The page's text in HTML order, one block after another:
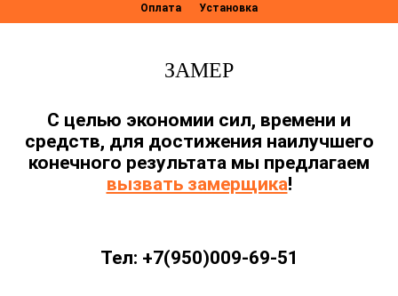
Оплата Установка
ЗАМЕР
С целью экономии сил, времени и
средств, для достижения наилучшего
конечного результата мы предлагаем
вызвать замерщика!
Тел: +7(950)009-69-51